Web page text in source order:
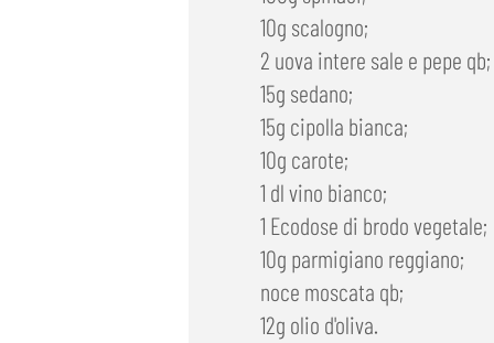
10g scalogno;
2 uova intere sale e pepe qb;
15g sedano;
15g cipolla bianca;
10g carote;
1 dl vino bianco;
1 Ecodose di brodo vegetale;
10g parmigiano reggiano;
noce moscata qb;
12g olio d'oliva.